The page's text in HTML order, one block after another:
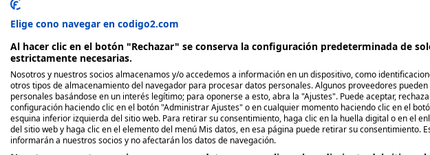
trucos soluciones
Elige cono navegar en codigo2.com
Al hacer clic en el botón "Rechazar" se conserva la configuración predeterminada de
estrictamente necesarias.
Nosotros y nuestros socios almacenamos y/o accedemos a información en un dispositivo, como
otros tipos de almacenamiento del navegador para procesar datos personales. Algunos proveedores
personales basándose en un interés legítimo; para oponerse a esto, abra la "Ajustes". Puede aceptar,
configuración haciendo clic en el botón "Administrar Ajustes" o en cualquier momento haciendo clic en el
esquina inferior izquierda del sitio web. Para retirar su consentimiento, haga clic en la huella digital o en el
del sitio web y haga clic en el elemento del menú Mis datos, en esa página puede retirar su consentimiento.
informarán a nuestros socios y no afectarán los datos de navegación.